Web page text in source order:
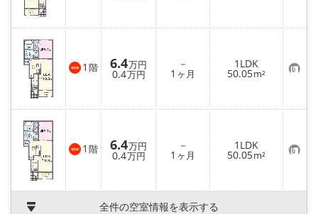
に
入
り
登
録
1 階 6.4万円
0.4万円
－
1 ヶ月
1LDK
50.05m² お
気
に
入
り
登
録
1 階 6.4万円
0.4万円
－
1 ヶ月
1LDK
50.05m² お
気
に
入
り
全件の空室情報を表示する